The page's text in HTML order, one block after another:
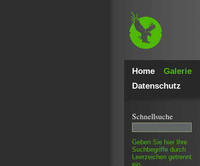
Home Galerie
Datenschutz
Schnell­suche
Geben Sie hier Ihre
Such­begriffe durch
Leer­zeichen getrennt
ein.